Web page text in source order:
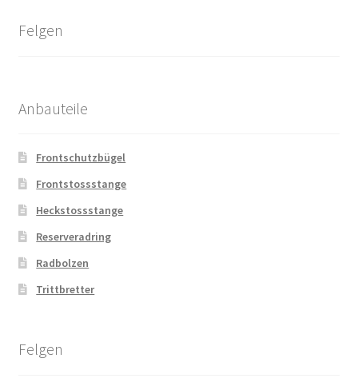
Felgen
Anbauteile
Frontschutzbügel
Frontstossstange
Heckstossstange
Reserveradring
Radbolzen
Trittbretter
Felgen